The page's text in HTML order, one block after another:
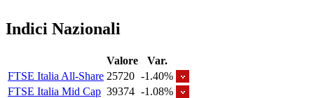
Indici Nazionali
Valore
Var.
FTSE Italia All-Share 25720 -1.40%
FTSE Italia Mid Cap 39374 -1.08%